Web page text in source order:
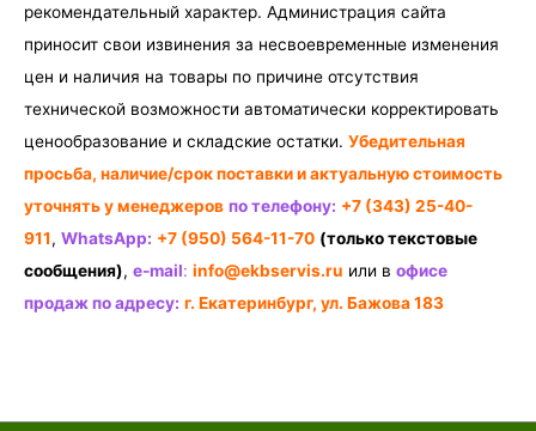
рекомендательный характер. Администрация сайта
приносит свои извинения за несвоевременные изменения
цен и наличия на товары по причине отсутствия
технической возможности автоматически корректировать
ценообразование и складские остатки. Убедительная
просьба, наличие/срок поставки и актуальную стоимость
уточнять у менеджеров по телефону: +7 (343) 25-40-
911, WhatsApp: +7 (950) 564-11-70 (только текстовые
сообщения), e-mail: info@ekbservis.ru или в офисе
продаж по адресу: г. Екатеринбург, ул. Бажова 183